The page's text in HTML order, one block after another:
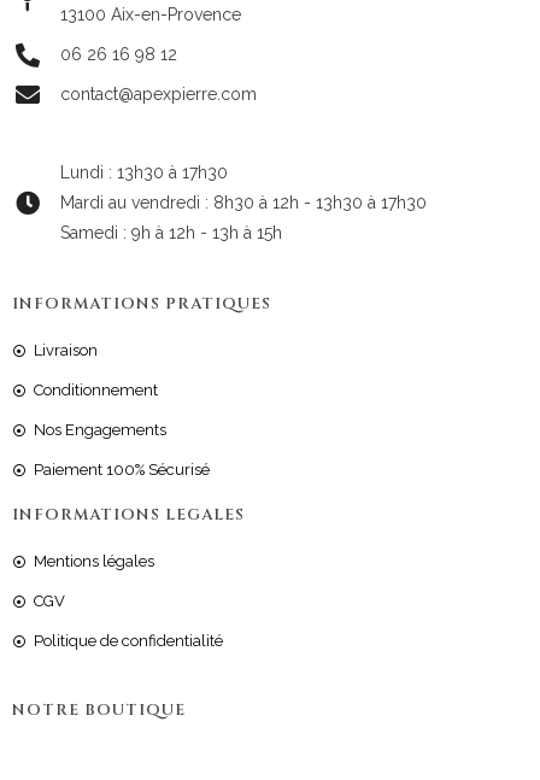
13100 Aix-en-Provence
06 26 16 98 12
contact@apexpierre.com
Lundi : 13h30 à 17h30
Mardi au vendredi : 8h30 à 12h - 13h30 à 17h30
Samedi : 9h à 12h - 13h à 15h
INFORMATIONS PRATIQUES
Livraison
Conditionnement
Nos Engagements
Paiement 100% Sécurisé
INFORMATIONS LEGALES
Mentions légales
CGV
Politique de confidentialité
NOTRE BOUTIQUE